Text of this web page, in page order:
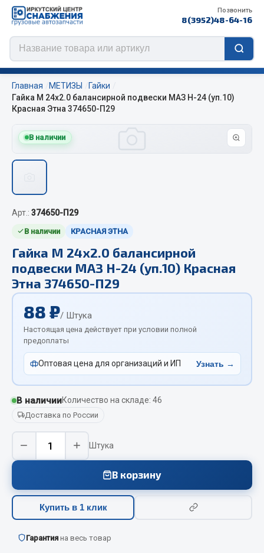
Позвонить
8(3952)48-64-16
ЦЕПИ РОССИЯ
Изготовление цепей на колеса BOHU
QITONG
Весь раздел
Отопители салона, подогреватели
Жидкостные подогреватели
Отопители салона
Подогреватели тосола
Весь раздел
Автотовары
Автозвук
Аксессуары автомобильные
Аптечки и знаки автомобильные
Брызговики
Вентиляторы кабины
Вымпела
Главная МЕТИЗЫ
Гайки
Гайка М 24х2.0 балансирной подвески МАЗ Н-24 (уп.10)
Красная Этна 374650-П29
В наличии
Арт.: 374650-П29
В наличии КРАСНАЯ ЭТНА
Гайка М 24х2.0 балансирной
подвески МАЗ Н-24 (уп.10) Красная
Этна 374650-П29
88 ₽/ Штука
Настоящая цена действует при условии полной
предоплаты
Оптовая цена для организаций и ИП Узнать →
В наличииКоличество на складе: 46
Доставка по России
− + Штука
В корзину
Купить в 1 клик
Гарантия на весь товар